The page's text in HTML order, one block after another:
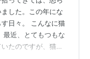
した。この年にな
日々。 こんなに猫
最近、とてもつもな
たのですが、猫の